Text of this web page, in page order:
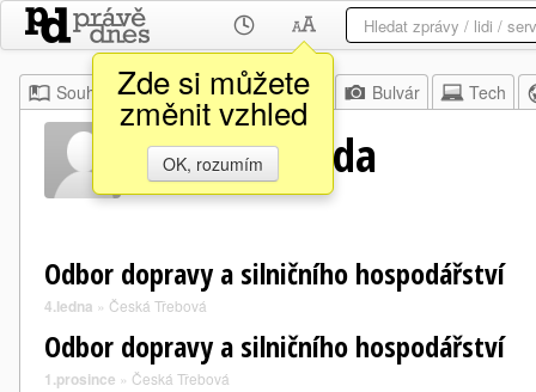
Zde si můžete
změnit vzhled
OK, rozumím
Souhrn Moje Z domova Bulvár Tech
Milan Neruda
Odbor dopravy a silničního hospodářství
4.ledna » Česká Třebová
Odbor dopravy a silničního hospodářství
1.prosince » Česká Třebová